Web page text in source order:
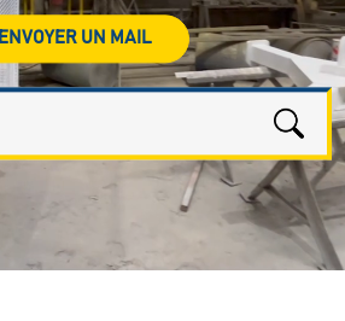
ENVOYER UN MAIL